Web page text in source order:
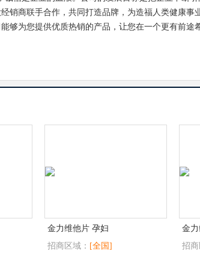
销商联手合作，共同打造品牌，为造福人类健康事
够为您提供优质热销的产品，让您在一个更有前途
金力维他片 孕妇
招商区域： [全国]
金
招商